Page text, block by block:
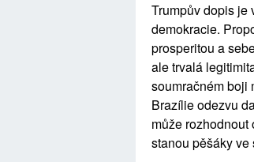
Trumpův dopis je
demokracie.
prosperitou a
ale trvalá
soumračném boji
Brazílie odezvu
může
stanou pěšáky ve